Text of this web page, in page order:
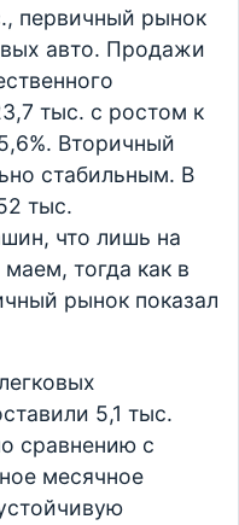
первичный рынок
авто. Продажи
тыс. с ростом к
Вторичный
стабильным. В
тыс.
что лишь на
тогда как в
рынок показал
5,1 тыс.
сравнению с
месячное